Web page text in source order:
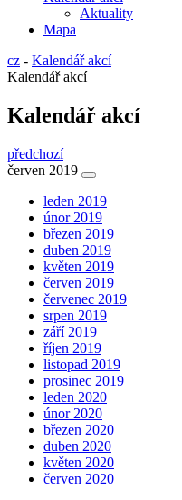
Aktuality
Mapa
cz - Kalendář akcí
Kalendář akcí
Kalendář akcí
předchozí
červen 2019
leden 2019
únor 2019
březen 2019
duben 2019
květen 2019
červen 2019
červenec 2019
srpen 2019
září 2019
říjen 2019
listopad 2019
prosinec 2019
leden 2020
únor 2020
březen 2020
duben 2020
květen 2020
červen 2020